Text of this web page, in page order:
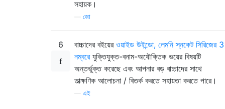
সহায়ক।
জো
6 বাচ্চাদের বইয়ের ওয়াইড উইন্ডো, লেমনি স্নকেট সিরিজের 3
নম্বরেযুক্তিযুক্ত-বনাম-অযৌক্তিক ভয়ের বিষয়টি
অন্তর্ভুক্ত করেছে এবং আপনার বড় বাচ্চাদের সাথে
তাত্ক্ষণিক আলোচনা / বিতর্ক করতে সহায়তা করতে পারে।
এই